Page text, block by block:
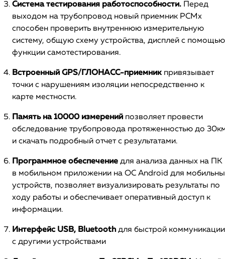
Система тестирования работоспособности. Перед
выходом на трубопровод новый приемник PCMx
способен проверить внутреннюю измерительную
систему, общую схему устройства, дисплей с помощью
функции самотестирования.
Встроенный GPS/ГЛОНАСС-приемникпривязывает
точки с нарушениям изоляции непосредственно к
карте местности.
Память на 10000 измерений позволяет провести
обследование трубопровода протяженностью до
и скачать подробный отчет с результатами.
Программное обеспечение для анализа данных на ПК
в мобильном приложении на ОС Android для
устройств, позволяет визуализировать результаты по
ходу работы и обеспечивает оперативный доступ к
информации.
Интерфейс USB, Bluetooth для быстрой коммуникации
с другими устройствами